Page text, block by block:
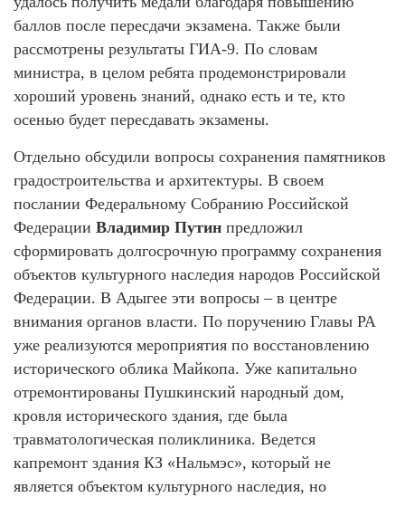
баллов после пересдачи экзамена. Также были
рассмотрены результаты ГИА-9. По словам
министра, в целом ребята продемонстрировали
хороший уровень знаний, однако есть и те, кто
осенью будет пересдавать экзамены.
Отдельно обсудили вопросы сохранения памятников
градостроительства и архитектуры. В своем
послании Федеральному Собранию Российской
Федерации Владимир Путин предложил
сформировать долгосрочную программу сохранения
объектов культурного наследия народов Российской
Федерации. В Адыгее эти вопросы – в центре
внимания органов власти. По поручению Главы РА
уже реализуются мероприятия по восстановлению
исторического облика Майкопа. Уже капитально
отремонтированы Пушкинский народный дом,
кровля исторического здания, где была
травматологическая поликлиника. Ведется
капремонт здания КЗ «Нальмэс», который не
является объектом культурного наследия, но